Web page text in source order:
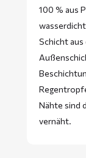
100 % aus
Schicht
Nähte sind
vernäht.